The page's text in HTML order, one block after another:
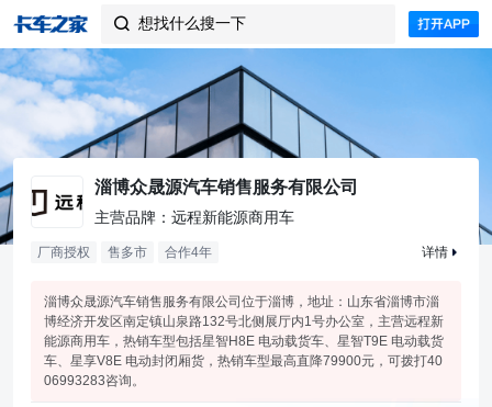
 想找什么搜一下
淄博众晟源汽车销售服务有限公司
主营品牌：远程新能源商用车
厂商授权 售多市 合作4年 详情
淄博众晟源汽车销售服务有限公司位于淄博，地址：山东省淄博市淄
博经济开发区南定镇山泉路132号北侧展厅内1号办公室，主营远程新
能源商用车，热销车型包括星智H8E 电动载货车、星智T9E 电动载货
车、星享V8E 电动封闭厢货，热销车型最高直降79900元，可拨打40
06993283咨询。